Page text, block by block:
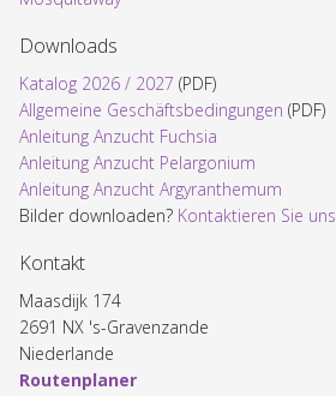
Downloads
Katalog 2026 / 2027 (PDF)
Allgemeine Geschäftsbedingungen (PDF)
Anleitung Anzucht Fuchsia
Anleitung Anzucht Pelargonium
Anleitung Anzucht Argyranthemum
Bilder downloaden? Kontaktieren Sie uns
Kontakt
Maasdijk 174
2691 NX 's-Gravenzande
Niederlande
Routenplaner